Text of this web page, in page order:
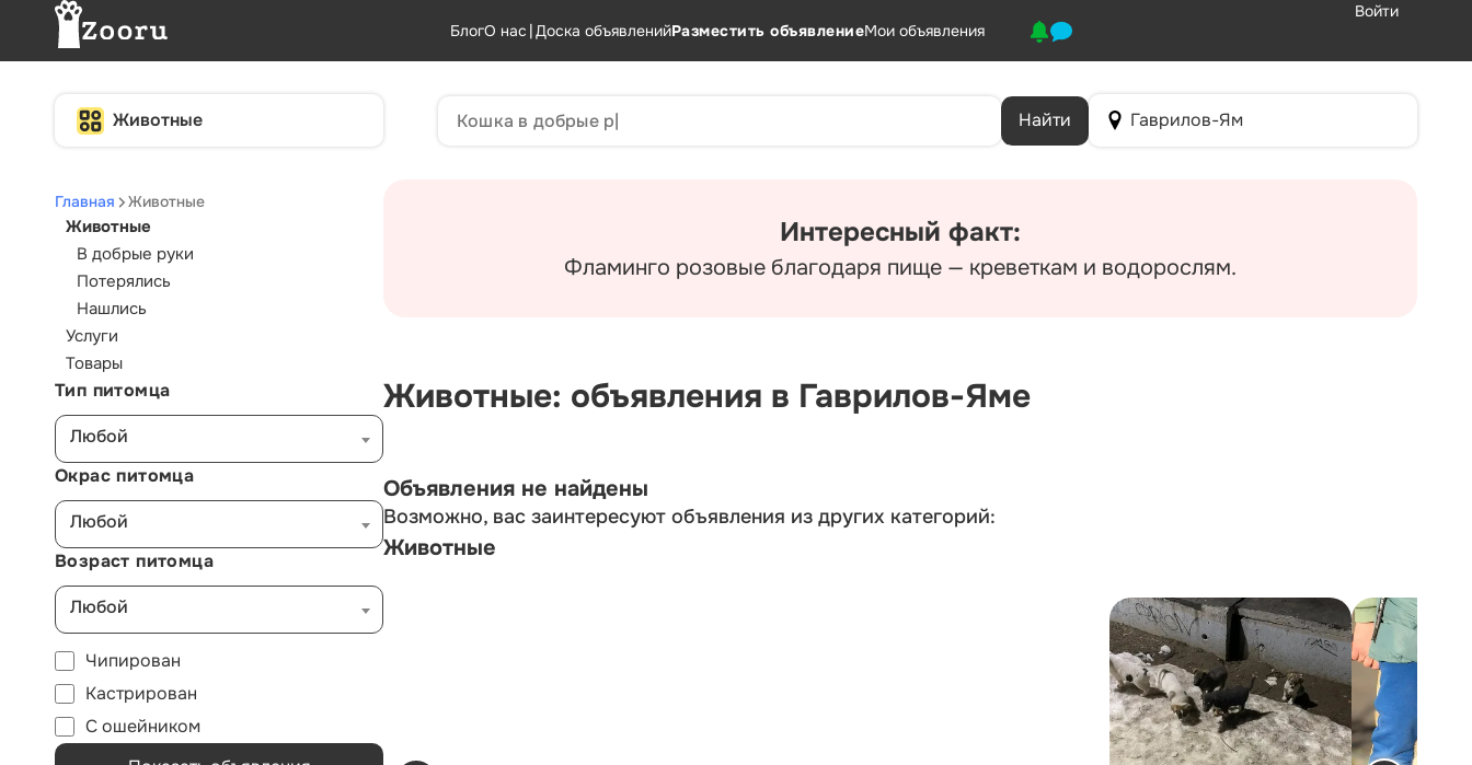
БлогО нас |Доска объявленийРазместить объявлениеМои объявления
Войти
Животные Найти Гаврилов-Ям
Главная Животные
Животные
В добрые руки
Потерялись
Нашлись
Услуги
Товары
Тип питомца
Любой
Окрас питомца
Любой
Возраст питомца
Любой
Чипирован
Кастрирован
С ошейником
Интересный факт:
Фламинго розовые благодаря пище — креветкам и водорослям.
Животные: объявления в Гаврилов-Яме
Объявления не найдены
Возможно, вас заинтересуют объявления из других категорий:
Животные